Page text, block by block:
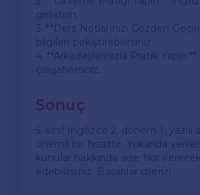
geliştirin.
3. **Ders Notlarınızı Gözden
bilgileri pekiştirebilirsiniz.
4. **Arkadaşlarınızla Pratik
çalışabilirsiniz.
Sonuç
5. sınıf İngilizce 2. dönem 1.
önemli bir fırsattır. Yukarıda
konular hakkında size fikir
edebilirsiniz. Başarılar dileriz!